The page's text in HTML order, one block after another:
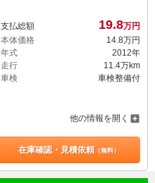
支払総額 19.8万円
本体価格
14.8万円
年式
2012年
走行
11.4万km
車検
車検整備付
他の情報を開く
在庫確認・見積依頼（無料）